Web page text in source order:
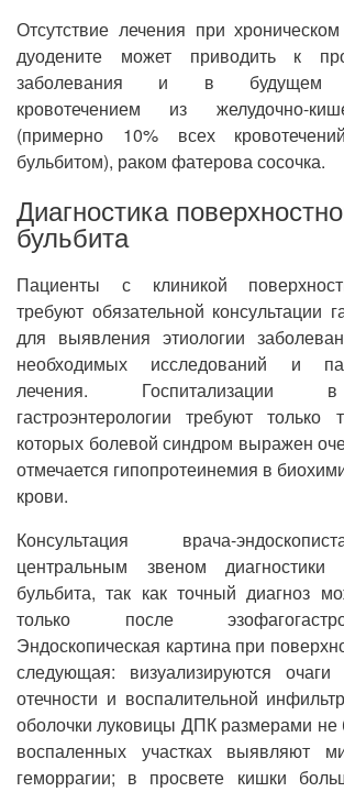
Отсутствие лечения при
дуодените может приводить к
заболевания и в будущем
кровотечением из желудочно-
(примерно 10% всех
бульбитом), раком фатерова сосочка.
Диагностика
бульбита
Пациенты с клиникой
требуют обязательной консультации
для выявления этиологии
необходимых исследований и
лечения. Госпитализации
гастроэнтерологии требуют
которых болевой синдром выражен
отмечается гипопротеинемия в
крови.
Консультация врача-
центральным звеном диагностики
бульбита, так как точный диагноз
только после
Эндоскопическая картина при
следующая: визуализируются очаги
отечности и воспалительной
оболочки луковицы ДПК размерами не
воспаленных участках выявляют
геморрагии; в просвете кишки